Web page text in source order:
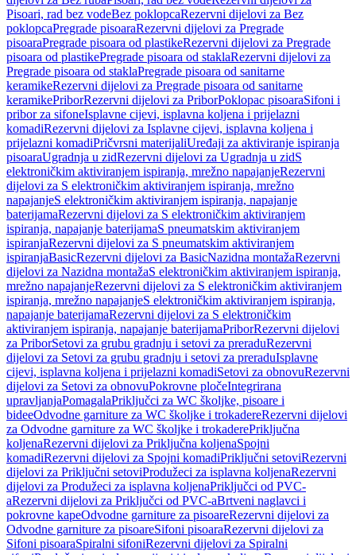
Pisoari, rad bez vodeBez poklopcaRezervni dijelovi za Bez
poklopcaPregrade pisoaraRezervni dijelovi za Pregrade
pisoaraPregrade pisoara od plastikeRezervni dijelovi za Pregrade
pisoara od plastikePregrade pisoara od staklaRezervni dijelovi za
Pregrade pisoara od staklaPregrade pisoara od sanitarne
keramikeRezervni dijelovi za Pregrade pisoara od sanitarne
keramikePriborRezervni dijelovi za PriborPoklopac pisoaraSifoni i
pribor za sifoneIsplavne cijevi, isplavna koljena i prijelazni
komadiRezervni dijelovi za Isplavne cijevi, isplavna koljena i
prijelazni komadiPričvrsni materijaliUređaji za aktiviranje ispiranja
pisoaraUgradnja u zidRezervni dijelovi za Ugradnja u zidS
elektroničkim aktiviranjem ispiranja, mrežno napajanjeRezervni
dijelovi za S elektroničkim aktiviranjem ispiranja, mrežno
napajanjeS elektroničkim aktiviranjem ispiranja, napajanje
baterijamaRezervni dijelovi za S elektroničkim aktiviranjem
ispiranja, napajanje baterijamaS pneumatskim aktiviranjem
ispiranjaRezervni dijelovi za S pneumatskim aktiviranjem
ispiranjaBasicRezervni dijelovi za BasicNazidna montažaRezervni
dijelovi za Nazidna montažaS elektroničkim aktiviranjem ispiranja,
mrežno napajanjeRezervni dijelovi za S elektroničkim aktiviranjem
ispiranja, mrežno napajanjeS elektroničkim aktiviranjem ispiranja,
napajanje baterijamaRezervni dijelovi za S elektroničkim
aktiviranjem ispiranja, napajanje baterijamaPriborRezervni dijelovi
za PriborSetovi za grubu gradnju i setovi za preraduRezervni
dijelovi za Setovi za grubu gradnju i setovi za preraduIsplavne
cijevi, isplavna koljena i prijelazni komadiSetovi za obnovuRezervni
dijelovi za Setovi za obnovuPokrovne pločeIntegrirana
upravljanjaPomagalaPriključci za WC školjke, pisoare i
bideeOdvodne garniture za WC školjke i trokadereRezervni dijelovi
za Odvodne garniture za WC školjke i trokaderePriključna
koljenaRezervni dijelovi za Priključna koljenaSpojni
komadiRezervni dijelovi za Spojni komadiPriključni setoviRezervni
dijelovi za Priključni setoviProdužeci za isplavna koljenaRezervni
dijelovi za Produžeci za isplavna koljenaPriključci od PVC-
aRezervni dijelovi za Priključci od PVC-aBrtveni naglavci i
pokrovne kapeOdvodne garniture za pisoareRezervni dijelovi za
Odvodne garniture za pisoareSifoni pisoaraRezervni dijelovi za
Sifoni pisoaraSpiralni sifoniRezervni dijelovi za Spiralni